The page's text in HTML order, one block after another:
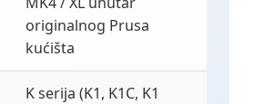
originalnog Prusa
kućišta
K serija (K1, K1C, K1